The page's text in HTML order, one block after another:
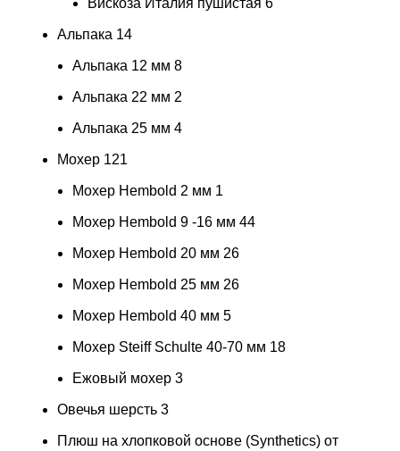
Альпака 14
Альпака 12 мм 8
Альпака 22 мм 2
Альпака 25 мм 4
Мохер 121
Мохер Hembold 2 мм 1
Мохер Hembold 9 -16 мм 44
Мохер Hembold 20 мм 26
Мохер Hembold 25 мм 26
Мохер Hembold 40 мм 5
Мохер Steiff Schulte 40-70 мм 18
Ежовый мохер 3
Овечья шерсть 3
Плюш на хлопковой основе (Synthetics) от